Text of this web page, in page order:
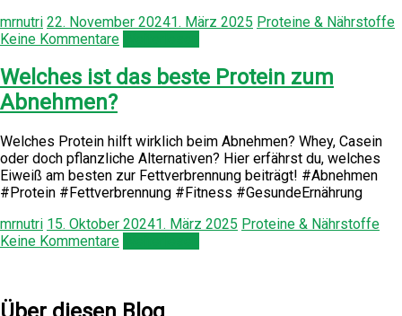
mrnutri 22. November 20241. März 2025 Proteine & Nährstoffe
Keine Kommentare
Welches ist das beste Protein zum
Abnehmen?
Welches Protein hilft wirklich beim Abnehmen? Whey, Casein
oder doch pflanzliche Alternativen? Hier erfährst du, welches
Eiweiß am besten zur Fettverbrennung beiträgt! #Abnehmen
#Protein #Fettverbrennung #Fitness #GesundeErnährung
mrnutri 15. Oktober 20241. März 2025 Proteine & Nährstoffe
Keine Kommentare